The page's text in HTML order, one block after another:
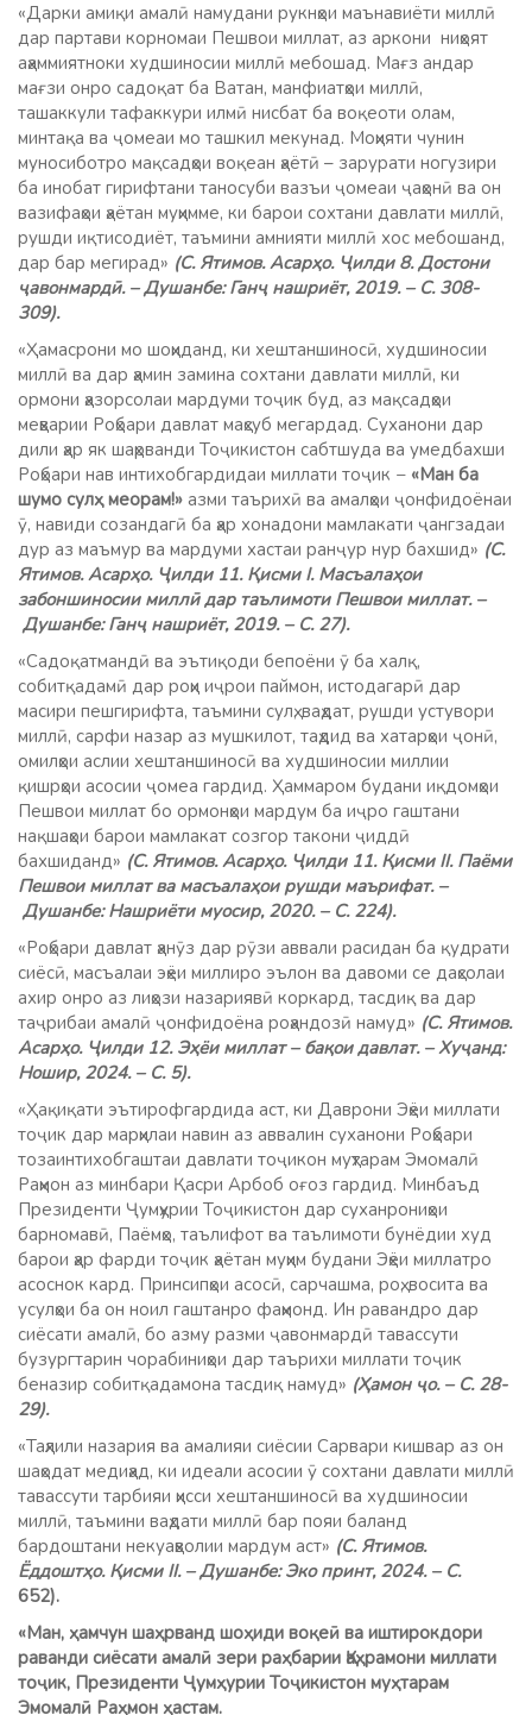
«Дарки амиқи амалӣ намудани рукнҳои маънавиёти миллӣ
дар партави корномаи Пешвои миллат, аз аркони ниҳоят
аҳаммиятноки худшиносии миллӣ мебошад. Мағз андар
мағзи онро садоқат ба Ватан, манфиатҳои миллӣ,
ташаккули тафаккури илмӣ нисбат ба воқеоти олам,
минтақа ва ҷомеаи мо ташкил мекунад. Моҳияти чунин
муносиботро мақсадҳои воқеан ҳаётӣ – зарурати ногузири
ба инобат гирифтани таносуби вазъи ҷомеаи ҷаҳонӣ ва он
вазифаҳои ҳаётан муҳимме, ки барои сохтани давлати миллӣ,
рушди иқтисодиёт, таъмини амнияти миллӣ хос мебошанд,
дар бар мегирад» (С. Ятимов. Асарҳо. Ҷилди 8. Достони
ҷавонмардӣ. – Душанбе: Ганҷ нашриёт, 2019. – С. 308-
309).
«Ҳамасрони мо шоҳиданд, ки хештаншиносӣ, худшиносии
миллӣ ва дар ҳамин замина сохтани давлати миллӣ, ки
ормони ҳазорсолаи мардуми тоҷик буд, аз мақсадҳои
меҳварии Роҳбари давлат маҳсуб мегардад. Суханони дар
дили ҳар як шаҳрванди Тоҷикистон сабтшуда ва умедбахши
Роҳбари нав интихобгардидаи миллати тоҷик − «Ман ба
шумо сулҳ меорам!» азми таърихӣ ва амалҳои ҷонфидоёнаи
ӯ, навиди созандагӣ ба ҳар хонадони мамлакати ҷангзадаи
дур аз маъмур ва мардуми хастаи ранҷур нур бахшид» (С.
Ятимов. Асарҳо. Ҷилди 11. Қисми I. Масъалаҳои
забоншиносии миллӣ дар таълимоти Пешвои миллат. –
Душанбе: Ганҷ нашриёт, 2019. – С. 27).
«Садоқатмандӣ ва эътиқоди бепоёни ӯ ба халқ,
собитқадамӣ дар роҳи иҷрои паймон, истодагарӣ дар
масири пешгирифта, таъмини сулҳ, ваҳдат, рушди устувори
миллӣ, сарфи назар аз мушкилот, таҳдид ва хатарҳои ҷонӣ,
омилҳои аслии хештаншиносӣ ва худшиносии миллии
қишрҳои асосии ҷомеа гардид. Ҳаммаром будани иқдомҳои
Пешвои миллат бо ормонҳои мардум ба иҷро гаштани
нақшаҳои барои мамлакат созгор такони ҷиддӣ
бахшиданд» (С. Ятимов. Асарҳо. Ҷилди 11. Қисми II. Паёми
Пешвои миллат ва масъалаҳои рушди маърифат. –
Душанбе: Нашриёти муосир, 2020. – С. 224).
«Роҳбари давлат ҳанӯз дар рӯзи аввали расидан ба қудрати
сиёсӣ, масъалаи эҳёи миллиро эълон ва давоми се даҳсолаи
ахир онро аз лиҳози назариявӣ коркард, тасдиқ ва дар
таҷрибаи амалӣ ҷонфидоёна роҳандозӣ намуд» (С. Ятимов.
Асарҳо. Ҷилди 12. Эҳёи миллат – бақои давлат. – Хуҷанд:
Ношир, 2024. – С. 5).
«Ҳақиқати эътирофгардида аст, ки Даврони Эҳёи миллати
тоҷик дар марҳилаи навин аз аввалин суханони Роҳбари
тозаинтихобгаштаи давлати тоҷикон муҳтарам Эмомалӣ
Раҳмон аз минбари Қасри Арбоб оғоз гардид. Минбаъд
Президенти Ҷумҳурии Тоҷикистон дар суханрониҳои
барномавӣ, Паёмҳо, таълифот ва таълимоти бунёдии худ
барои ҳар фарди тоҷик ҳаётан муҳим будани Эҳёи миллатро
асоснок кард. Принсипҳои асосӣ, сарчашма, роҳ, восита ва
усулҳои ба он ноил гаштанро фаҳмонд. Ин равандро дар
сиёсати амалӣ, бо азму разми ҷавонмардӣ тавассути
бузургтарин чорабиниҳои дар таърихи миллати тоҷик
беназир собитқадамона тасдиқ намуд» (Ҳамон ҷо. – С. 28-
29).
«Таҳлили назария ва амалияи сиёсии Сарвари кишвар аз он
шаҳодат медиҳад, ки идеали асосии ӯ сохтани давлати миллӣ
тавассути тарбияи ҳисси хештаншиносӣ ва худшиносии
миллӣ, таъмини ваҳдати миллӣ бар пояи баланд
бардоштани некуаҳволии мардум аст» (С. Ятимов.
Ёддоштҳо. Қисми II. – Душанбе: Эко принт, 2024. – С.
652).
«Ман, ҳамчун шаҳрванд шоҳиди воқеӣ ва иштирокдори
раванди сиёсати амалӣ зери раҳбарии Қаҳрамони миллати
тоҷик, Президенти Ҷумҳурии Тоҷикистон муҳтарам
Эмомалӣ Раҳмон ҳастам.